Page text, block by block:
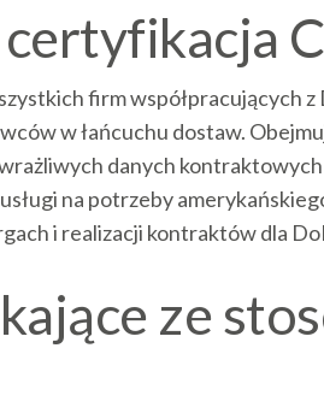
firm współpracujących
w łańcuchu dostaw.
danych
na potrzeby
i realizacji kontraktów dla
ze